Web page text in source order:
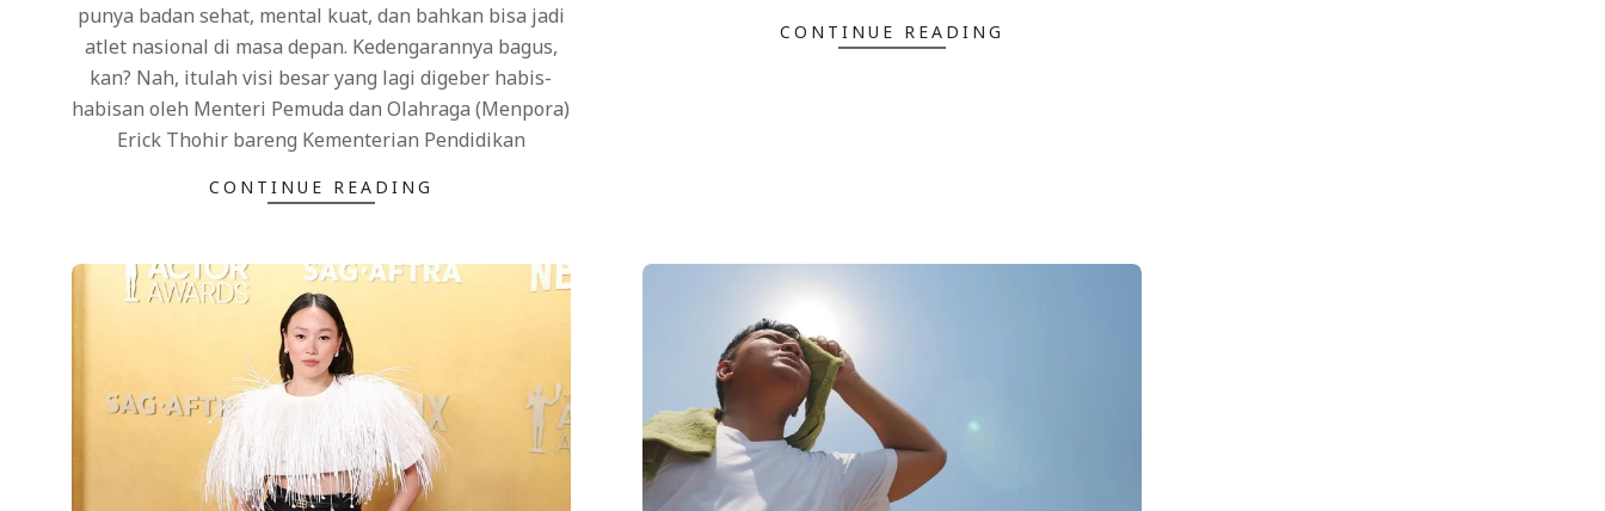
punya badan sehat, mental kuat, dan bahkan bisa jadi
atlet nasional di masa depan. Kedengarannya bagus,
kan? Nah, itulah visi besar yang lagi digeber habis-
habisan oleh Menteri Pemuda dan Olahraga (Menpora)
Erick Thohir bareng Kementerian Pendidikan
CONTINUE READING
CONTINUE READING